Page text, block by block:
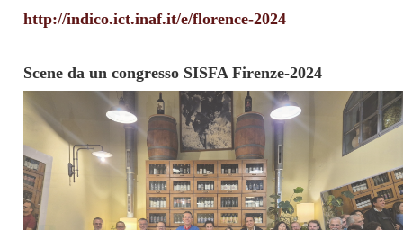
http://indico.ict.inaf.it/e/florence-2024
Scene da un congresso SISFA Firenze-2024